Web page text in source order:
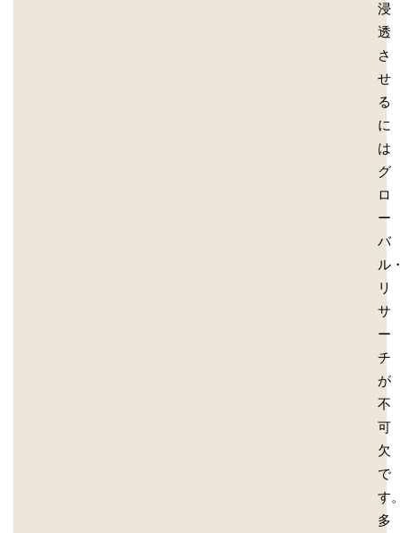
浸
透
さ
せ
る
に
は
グ
ロ
ー
バ
ル
リ
サ
ー
チ
が
不
可
欠
で
す
多